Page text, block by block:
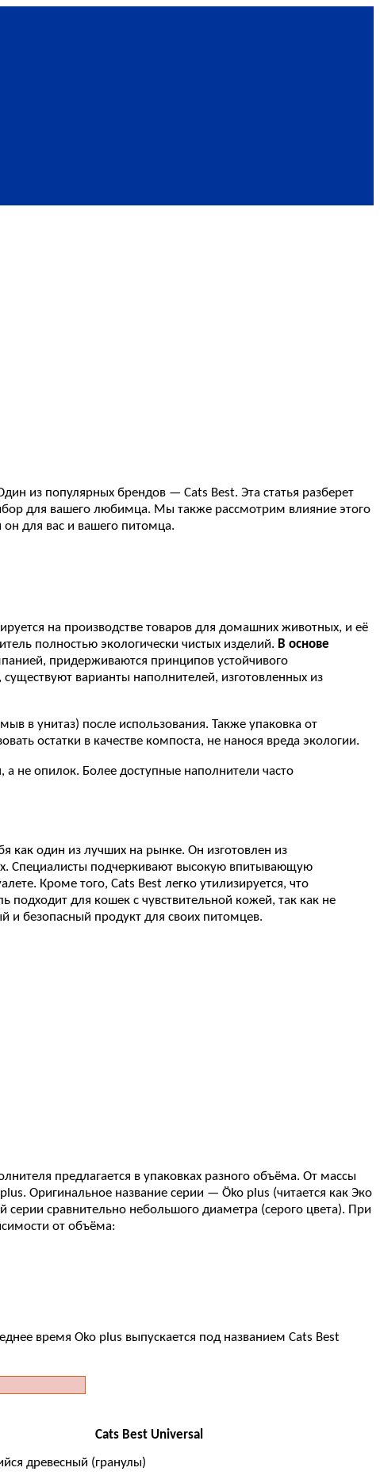
из популярных брендов — Cats Best. Эта статья разберет
для вашего любимца. Мы также рассмотрим влияние этого
для вас и вашего питомца.
на производстве товаров для домашних животных, и её
полностью экологически чистых изделий. В основе
придерживаются принципов устойчивого
варианты наполнителей, изготовленных из
в унитаз) после использования. Также упаковка от
остатки в качестве компоста, не нанося вреда экологии.
не опилок. Более доступные наполнители часто
как один из лучших на рынке. Он изготовлен из
Специалисты подчеркивают высокую впитывающую
Кроме того, Cats Best легко утилизируется, что
для кошек с чувствительной кожей, так как не
и безопасный продукт для своих питомцев.
предлагается в упаковках разного объёма. От массы
Оригинальное название серии — Öko plus (читается как Эко
сравнительно небольшого диаметра (серого цвета). При
от объёма:
время Oko plus выпускается под названием Cats Best
Cats Best Universal
древесный (гранулы)